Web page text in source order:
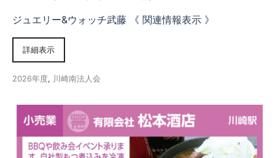
ジュエリー&ウォッチ武藤 《 関連情報表示 》
詳細表示
2026年度, 川崎南法人会